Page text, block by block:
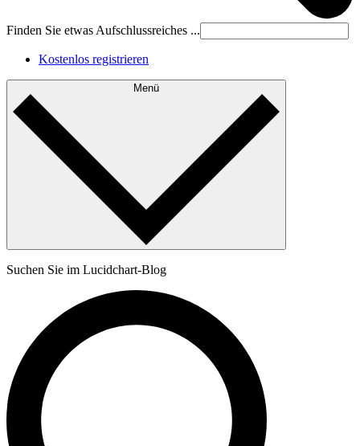
Finden Sie etwas Aufschlussreiches ...
Kostenlos registrieren
Menü
Suchen Sie im Lucidchart-Blog